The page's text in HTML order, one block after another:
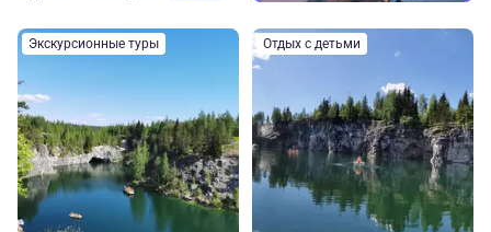
Экскурсионные туры Отдых с детьми